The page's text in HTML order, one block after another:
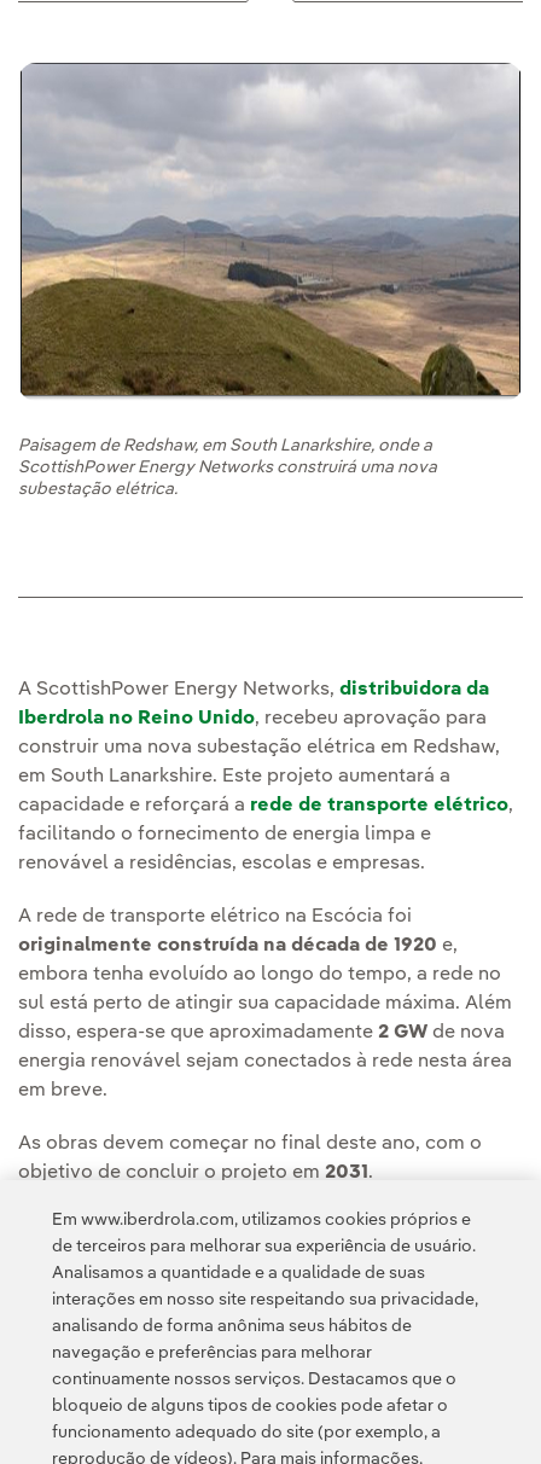
Paisagem de Redshaw, em South Lanarkshire, onde a
ScottishPower Energy Networks construirá uma nova
subestação elétrica.
A ScottishPower Energy Networks, distribuidora da
Iberdrola no Reino Unido, recebeu aprovação para
construir uma nova subestação elétrica em Redshaw,
em South Lanarkshire. Este projeto aumentará a
capacidade e reforçará a rede de transporte elétrico,
facilitando o fornecimento de energia limpa e
renovável a residências, escolas e empresas.
A rede de transporte elétrico na Escócia foi
originalmente construída na década de 1920 e,
embora tenha evoluído ao longo do tempo, a rede no
sul está perto de atingir sua capacidade máxima. Além
disso, espera-se que aproximadamente 2 GW de nova
energia renovável sejam conectados à rede nesta área
em breve.
As obras devem começar no final deste ano, com o
objetivo de concluir o projeto em 2031 .
Você pode ler a notícia completa naSala de
Comunicação da ScottishPower Energy Networks.
Contato Clientes Política de Privacidade Informação legal
Em www.iberdrola.com, utilizamos cookies próprios e
de terceiros para melhorar sua experiência de usuário.
Analisamos a quantidade e a qualidade de suas
interações em nosso site respeitando sua privacidade,
analisando de forma anônima seus hábitos de
navegação e preferências para melhorar
continuamente nossos serviços. Destacamos que o
bloqueio de alguns tipos de cookies pode afetar o
funcionamento adequado do site (por exemplo, a
reprodução de vídeos). Para mais informações,